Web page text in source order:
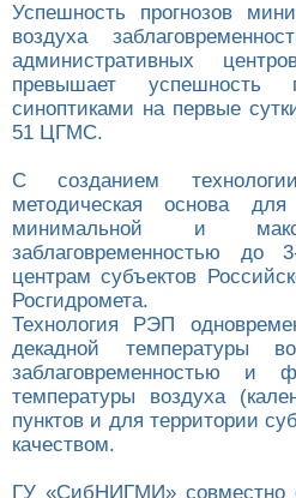
Успешность прогнозов
воздуха
административных
превышает успешность
синоптиками на первые
51 ЦГМС.
С созданием
методическая основа для
минимальной и
заблаговременностью
центрам субъектов
Росгидромета.
Технология РЭП
декадной
заблаговременностью и
температуры воздуха
пунктов и для территории
качеством.
ГУ «СибНИГМИ» совместно